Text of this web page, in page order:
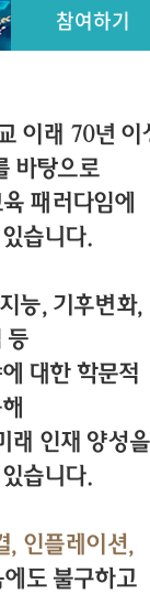
참여하기
이래 70년 이
바탕으로
패러다임에
습니다.
능, 기후변화,
등
대한 학문적
래 인재 양성을
습니다.
, 인플레이션,
도 불구하고